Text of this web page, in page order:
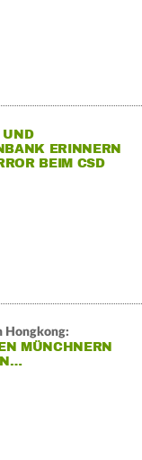
UND
ERINNERN
BEIM CSD
Hongkong:
MÜNCHNERN